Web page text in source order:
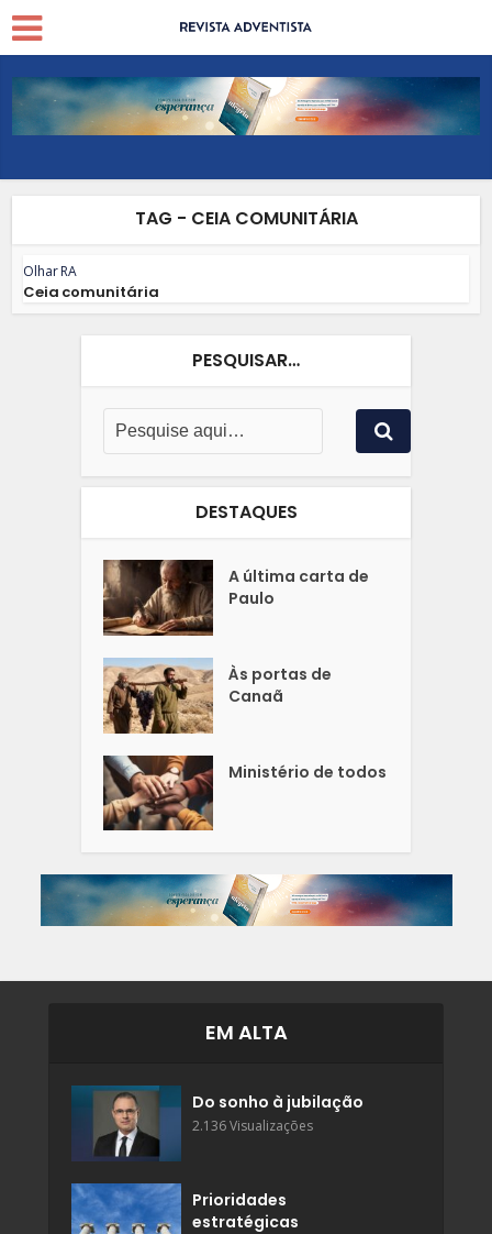
TAG - CEIA COMUNITÁRIA
Olhar RA
Ceia comunitária
PESQUISAR…
DESTAQUES
A última carta de
Paulo
Às portas de
Canaã
Ministério de todos
EM ALTA
Do sonho à jubilação
2.136 Visualizações
Prioridades
estratégicas